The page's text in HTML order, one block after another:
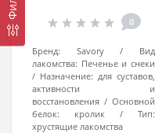
0
Бренд: Savory
Вид
лакомства: Печенье и снеки
Назначение: для суставов,
активности и
восстановления
Основной
белок:
кролик
Тип:
хрустящие лакомства